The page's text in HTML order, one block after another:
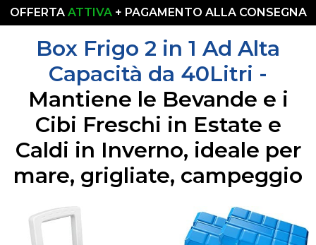
OFFERTA ATTIVA+ PAGAMENTO ALLA CONSEGNA
Box Frigo 2 in 1 Ad Alta
Capacità da 40Litri -
Mantiene le Bevande e i
Cibi Freschi in Estate e
Caldi in Inverno, ideale per
mare, grigliate, campeggio